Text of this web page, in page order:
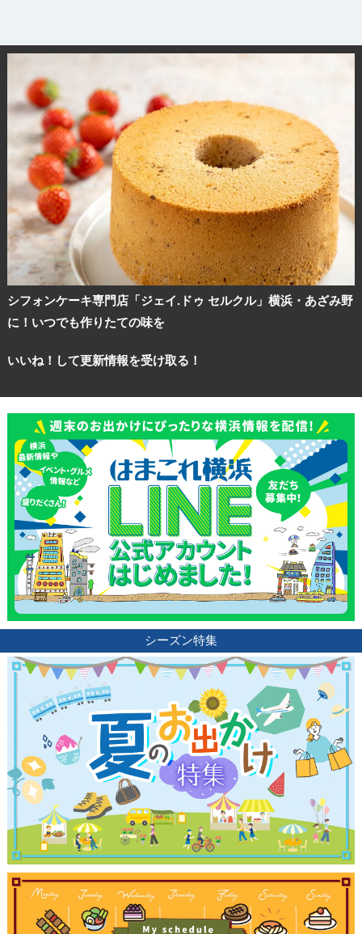
シフォンケーキ専門店「ジェイ.ドゥ セルクル」横浜・あざみ野
に！いつでも作りたての味を
いいね！して更新情報を受け取る！
シーズン特集
観光ガイド
サイトについて